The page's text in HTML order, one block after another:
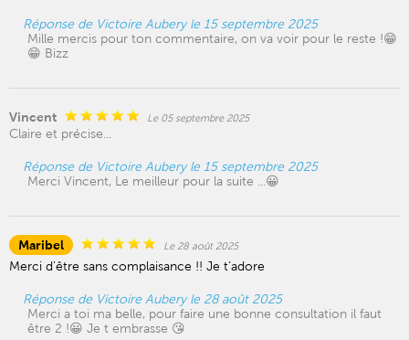
Réponse de Victoire Aubery le 15 septembre 2025
Mille mercis pour ton commentaire, on va voir pour le reste !😁
😁 Bizz
Vincent Le 05 septembre 2025
Claire et précise...
Réponse de Victoire Aubery le 15 septembre 2025
Merci Vincent, Le meilleur pour la suite ...😀
Maribel Le 28 août 2025
Merci d’être sans complaisance !! Je t’adore
Réponse de Victoire Aubery le 28 août 2025
Merci a toi ma belle, pour faire une bonne consultation il faut
être 2 !😀 Je t embrasse 😘